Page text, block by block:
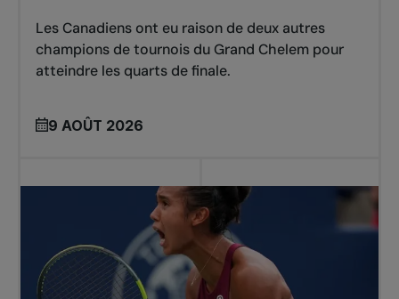
Les Canadiens ont eu raison de deux autres
champions de tournois du Grand Chelem pour
atteindre les quarts de finale.
9 AOÛT 2026